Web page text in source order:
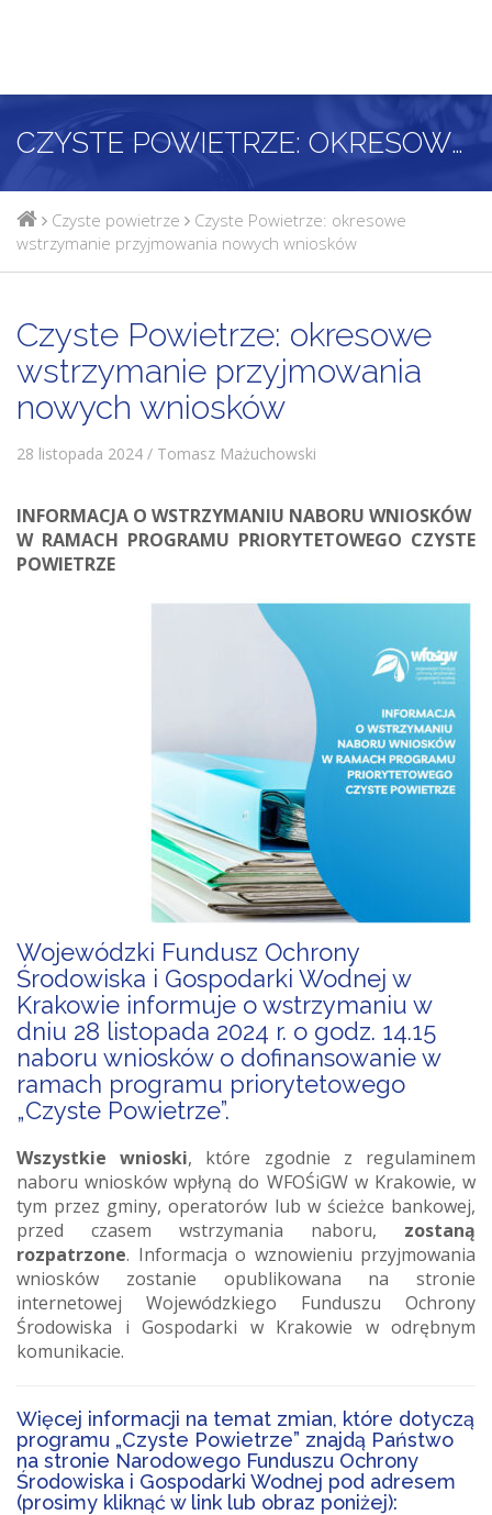
CZYSTE POWIETRZE: OKRESOWE WSTRZYMANIE PRZYJMOWANIA NOWYCH WNIOSKÓW
Czyste powietrze
Czyste Powietrze: okresowe
wstrzymanie przyjmowania nowych wniosków
Czyste Powietrze: okresowe
wstrzymanie przyjmowania
nowych wniosków
28 listopada 2024 / Tomasz Mażuchowski
INFORMACJA O WSTRZYMANIU NABORU WNIOSKÓW
W RAMACH PROGRAMU PRIORYTETOWEGO CZYSTE
POWIETRZE
Wojewódzki Fundusz Ochrony
Środowiska i Gospodarki Wodnej w
Krakowie informuje o wstrzymaniu w
dniu 28 listopada 2024 r. o godz. 14.15
naboru wniosków o dofinansowanie w
ramach programu priorytetowego
„Czyste Powietrze”.
Wszystkie wnioski, które zgodnie z regulaminem
naboru wniosków wpłyną do WFOŚiGW w Krakowie, w
tym przez gminy, operatorów lub w ścieżce bankowej,
przed czasem wstrzymania naboru, zostaną
rozpatrzone. Informacja o wznowieniu przyjmowania
wniosków zostanie opublikowana na stronie
internetowej Wojewódzkiego Funduszu Ochrony
Środowiska i Gospodarki w Krakowie w odrębnym
komunikacie.
Więcej informacji na temat zmian, które dotyczą
programu „Czyste Powietrze” znajdą Państwo
na stronie Narodowego Funduszu Ochrony
Środowiska i Gospodarki Wodnej pod adresem
(prosimy kliknąć w link lub obraz poniżej):